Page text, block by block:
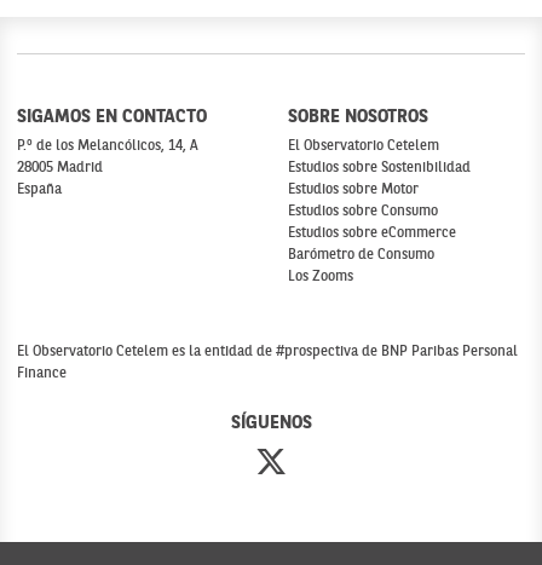
SIGAMOS EN CONTACTO
P.º de los Melancólicos, 14, A
28005 Madrid
España
SOBRE NOSOTROS
El Observatorio Cetelem
Estudios sobre Sostenibilidad
Estudios sobre Motor
Estudios sobre Consumo
Estudios sobre eCommerce
Barómetro de Consumo
Los Zooms
SÍGUENOS
El Observatorio Cetelem es la entidad de #prospectiva de BNP Paribas Personal
Finance